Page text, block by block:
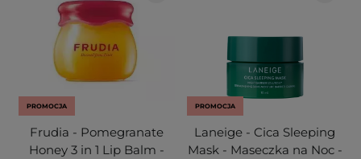
PROMOCJA
Frudia - Pomegranate
Honey 3 in 1 Lip Balm -
PROMOCJA
Laneige - Cica Sleeping
Mask - Maseczka na Noc -